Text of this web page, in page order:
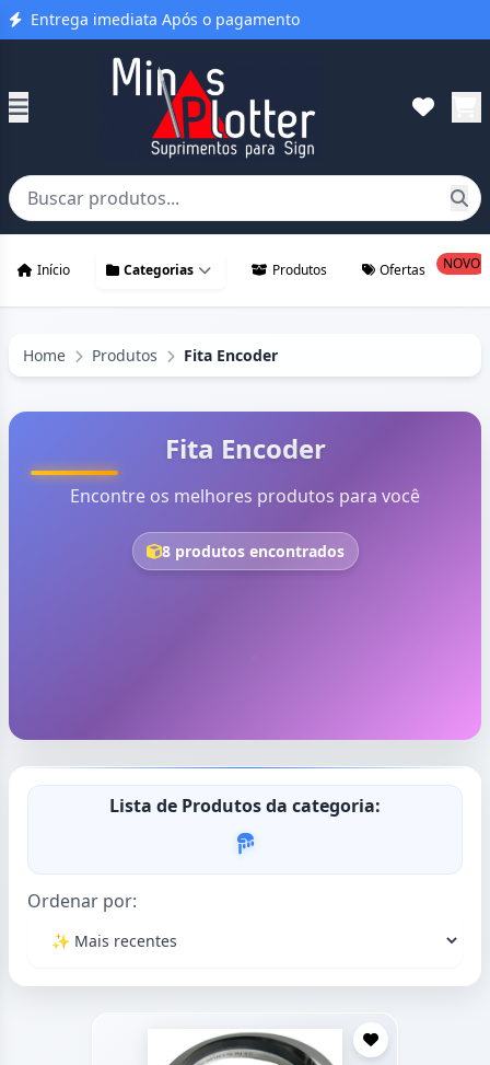
Entrega imediata Após o pagamento
Início Categorias Produtos Ofertas NOVO
Home Produtos Fita Encoder
Fita Encoder
Encontre os melhores produtos para você
8 produtos encontrados
Lista de Produtos da categoria:
Ordenar por: